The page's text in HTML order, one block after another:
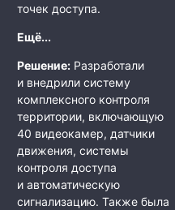
точек доступа.
Ещё...
Решение: Разработали
и внедрили систему
комплексного контроля
территории, включающую
40 видеокамер, датчики
движения, системы
контроля доступа
и автоматическую
сигнализацию. Также была